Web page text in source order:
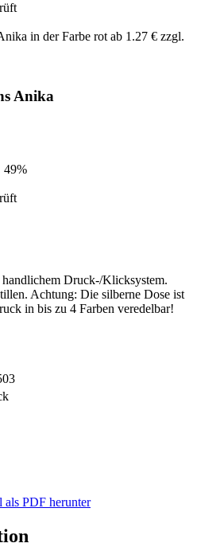
Anika
49%
Druck-/Klicksystem.
Achtung: Die silberne Dose ist
in bis zu 4 Farben veredelbar!
als PDF herunter